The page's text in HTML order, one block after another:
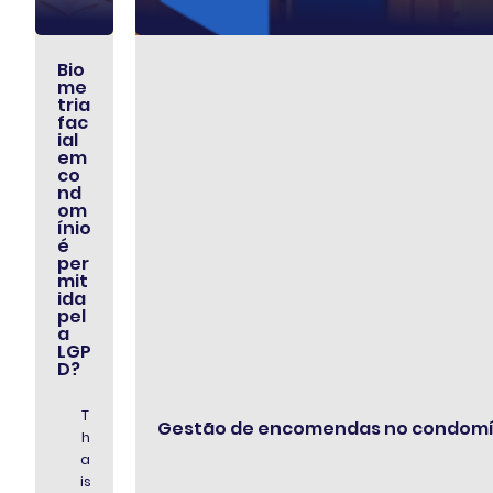
Bio
me
tria
fac
ial
em
co
nd
om
ínio
é
per
mit
ida
pel
a
LGP
D?
T
h
a
is
Gestão de encomendas no